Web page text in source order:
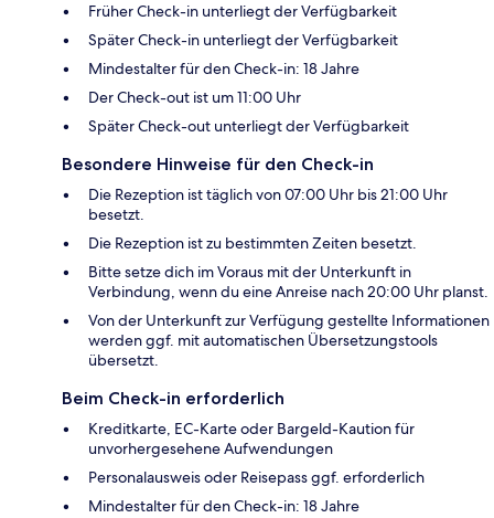
Früher Check-in unterliegt der Verfügbarkeit
Später Check-in unterliegt der Verfügbarkeit
Mindestalter für den Check-in: 18 Jahre
Der Check-out ist um 11:00 Uhr
Später Check-out unterliegt der Verfügbarkeit
Besondere Hinweise für den Check-in
Die Rezeption ist täglich von 07:00 Uhr bis 21:00 Uhr
besetzt.
Die Rezeption ist zu bestimmten Zeiten besetzt.
Bitte setze dich im Voraus mit der Unterkunft in
Verbindung, wenn du eine Anreise nach 20:00 Uhr planst.
Von der Unterkunft zur Verfügung gestellte Informationen
werden ggf. mit automatischen Übersetzungstools
übersetzt.
Beim Check-in erforderlich
Kreditkarte, EC-Karte oder Bargeld-Kaution für
unvorhergesehene Aufwendungen
Personalausweis oder Reisepass ggf. erforderlich
Mindestalter für den Check-in: 18 Jahre